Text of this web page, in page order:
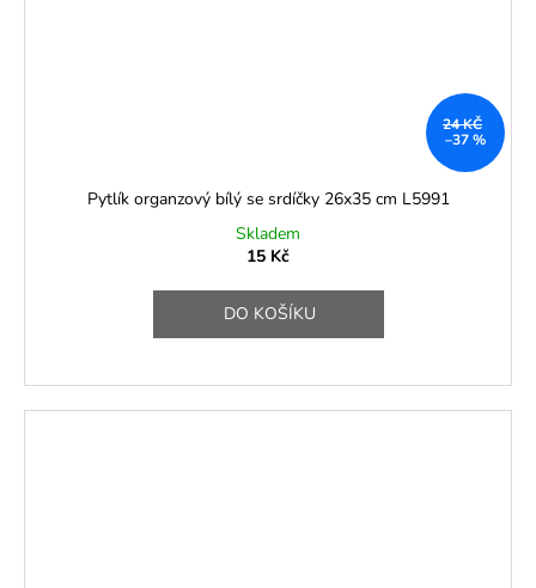
24 KČ
–37 %
Pytlík organzový bílý se srdíčky 26x35 cm L5991
Skladem
15 Kč
DO KOŠÍKU